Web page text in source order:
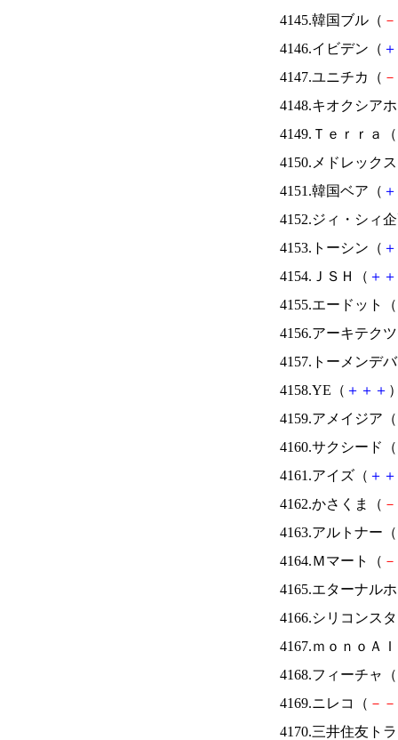
4145.韓国ブル（ －
4146.イビデン（ ＋
4147.ユニチカ（ －
4148.キオクシア
4149.Ｔｅｒｒａ（
4150.メドレック
4151.韓国ベア（ ＋
4152.ジィ・シィ
4153.トーシン（ ＋
4154.ＪＳＨ（ ＋ ＋
4155.エードット（
4156.アーキテク
4157.トーメンデ
4158.YE（ ＋ ＋ ＋
4159.アメイジア（
4160.サクシード（
4161.アイズ（ ＋ ＋
4162.かさくま（ －
4163.アルトナー（
4164.Ｍマート（ －
4165.エターナル
4166.シリコンス
4167.ｍｏｎｏＡ
4168.フィーチャ（
4169.ニレコ（ － －
4170.三井住友ト